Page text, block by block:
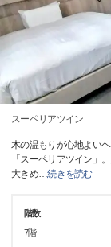
スーペリアツイン
木の温もりが心地よい
「スーペリアツイン」
大きめ…続きを読む
階数
7階